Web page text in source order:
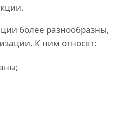
более разнообразны,
К ним относят: